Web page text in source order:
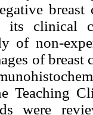
its clinical
of non-
of
Teaching
were